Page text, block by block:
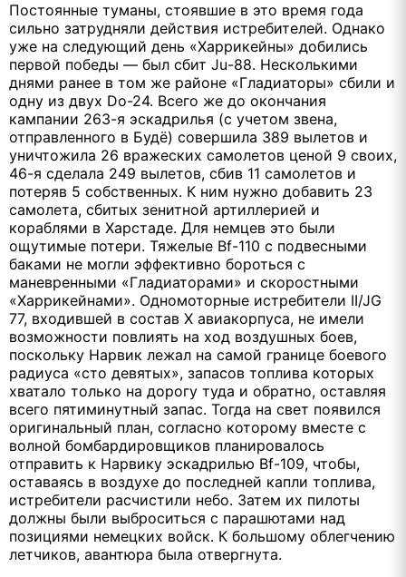
Постоянные туманы, стоявшие в это время года
сильно затрудняли действия истребителей. Однако
уже на следующий день «Харрикейны» добились
первой победы — был сбит Ju-88. Несколькими
днями ранее в том же районе «Гладиаторы» сбили и
одну из двух Do-24. Всего же до окончания
кампании 263-я эскадрилья (с учетом звена,
отправленного в Будё) совершила 389 вылетов и
уничтожила 26 вражеских самолетов ценой 9 своих,
46-я сделала 249 вылетов, сбив 11 самолетов и
потеряв 5 собственных. К ним нужно добавить 23
самолета, сбитых зенитной артиллерией и
кораблями в Харстаде. Для немцев это были
ощутимые потери. Тяжелые Bf-110 с подвесными
баками не могли эффективно бороться с
маневренными «Гладиаторами» и скоростными
«Харрикейнами». Одномоторные истребители II/JG
77, входившей в состав Х авиакорпуса, не имели
возможности повлиять на ход воздушных боев,
поскольку Нарвик лежал на самой границе боевого
радиуса «сто девятых», запасов топлива которых
хватало только на дорогу туда и обратно, оставляя
всего пятиминутный запас. Тогда на свет появился
оригинальный план, согласно которому вместе с
волной бомбардировщиков планировалось
отправить к Нарвику эскадрилью Bf-109, чтобы,
оставаясь в воздухе до последней капли топлива,
истребители расчистили небо. Затем их пилоты
должны были выброситься с парашютами над
позициями немецких войск. К большому облегчению
летчиков, авантюра была отвергнута.